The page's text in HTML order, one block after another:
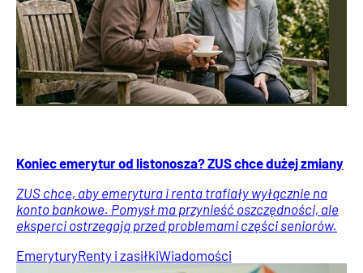
Koniec emerytur od listonosza? ZUS chce dużej zmiany
ZUS chce, aby emerytura i renta trafiały wyłącznie na
konto bankowe. Pomysł ma przynieść oszczędności, ale
eksperci ostrzegają przed problemami części seniorów.
EmeryturyRenty i zasiłkiWiadomości